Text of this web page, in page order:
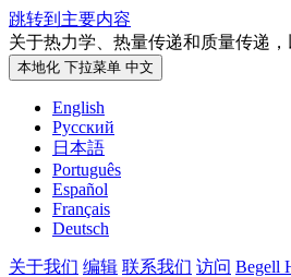
跳转到主要内容
关于热力学、热量传递和质量传递
本地化 下拉菜单 中文
English
Русский
日本語
Português
Español
Français
Deutsch
关于我们 编辑 联系我们 访问 Begell